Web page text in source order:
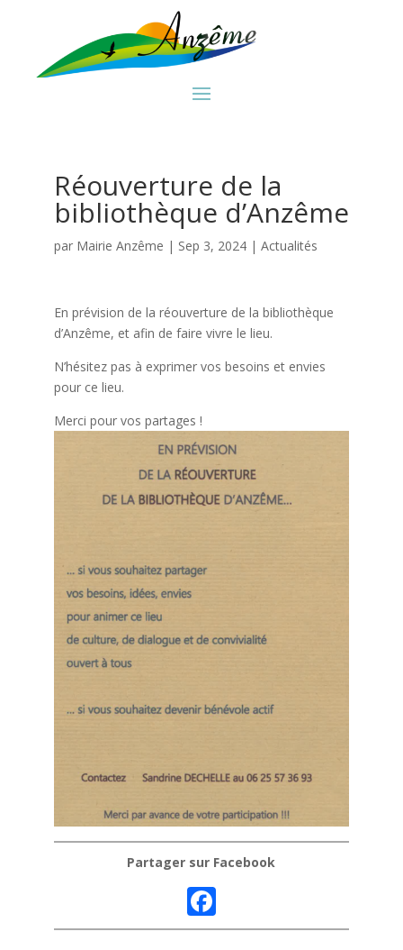
Réouverture de la
bibliothèque d’Anzême
par Mairie Anzême | Sep 3, 2024| Actualités
En prévision de la réouverture de la bibliothèque
d’Anzême, et afin de faire vivre le lieu.
N’hésitez pas à exprimer vos besoins et envies
pour ce lieu.
Merci pour vos partages !
Partager sur Facebook
ac